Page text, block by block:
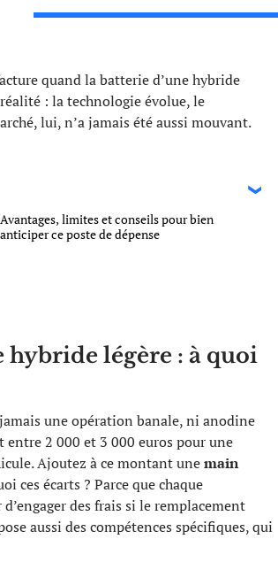
quand la batterie d’une hybride
: la technologie évolue, le
lui, n’a jamais été aussi mouvant.
Avantages, limites et conseils pour bien
anticiper ce poste de dépense
hybride légère : à quoi
jamais une opération banale, ni anodine
2 000 et 3 000 euros pour une
Ajoutez à ce montant unemain
ces écarts ? Parce que chaque
des frais si le remplacement
aussi des compétences spécifiques, qui